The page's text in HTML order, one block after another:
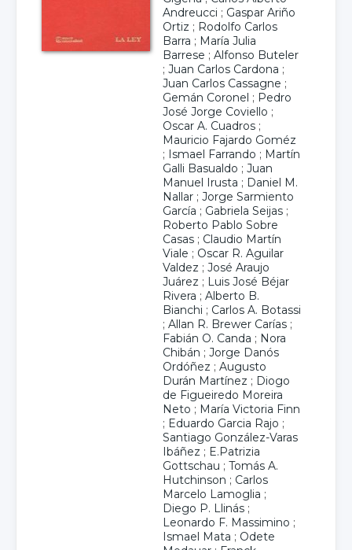
Andreucci ; Gaspar Ariño
Ortiz ; Rodolfo Carlos
Barra ; María Julia
Barrese ; Alfonso Buteler
; Juan Carlos Cardona ;
Juan Carlos Cassagne ;
Gemán Coronel ; Pedro
José Jorge Coviello ;
Oscar A. Cuadros ;
Mauricio Fajardo Goméz
; Ismael Farrando ; Martín
Galli Basualdo ; Juan
Manuel Irusta ; Daniel M.
Nallar ; Jorge Sarmiento
García ; Gabriela Seijas ;
Roberto Pablo Sobre
Casas ; Claudio Martín
Viale ; Oscar R. Aguilar
Valdez ; José Araujo
Juárez ; Luis José Béjar
Rivera ; Alberto B.
Bianchi ; Carlos A. Botassi
; Allan R. Brewer Carías ;
Fabián O. Canda ; Nora
Chibán ; Jorge Danós
Ordóñez ; Augusto
Durán Martínez ; Diogo
de Figueiredo Moreira
Neto ; María Victoria Finn
; Eduardo Garcia Rajo ;
Santiago González-Varas
Ibáñez ; E.Patrizia
Gottschau ; Tomás A.
Hutchinson ; Carlos
Marcelo Lamoglia ;
Diego P. Llinás ;
Leonardo F. Massimino ;
Ismael Mata ; Odete